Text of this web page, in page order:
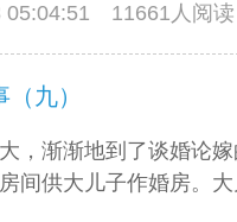
05:04:51
11661人阅
九）
，渐渐地到了谈婚论
间供大儿子作婚房。